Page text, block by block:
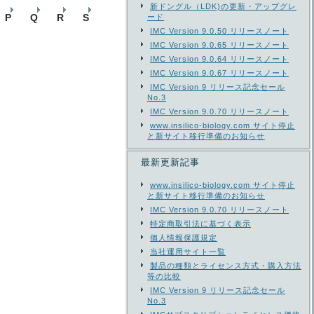
P Q R S
新ドングル（LDK)の更新・アップグレ
ード
IMC Version 9.0.50 リリースノート
IMC Version 9.0.65 リリースノート
IMC Version 9.0.64 リリースノート
IMC Version 9.0.67 リリースノート
IMC Version 9 リリース記念セール
No.3
IMC Version 9.0.70 リリースノート
www.insilico-biology.com サイト停止
と新サイト移行準備のお知らせ
最新更新記事
www.insilico-biology.com サイト停止
と新サイト移行準備のお知らせ
IMC Version 9.0.70 リリースノート
特定商取引法に基づく表示
個人情報保護規定
当社運用サイト一覧
製品の種類とライセンス方式・購入方法
等の比較
IMC Version 9 リリース記念セール
No.3